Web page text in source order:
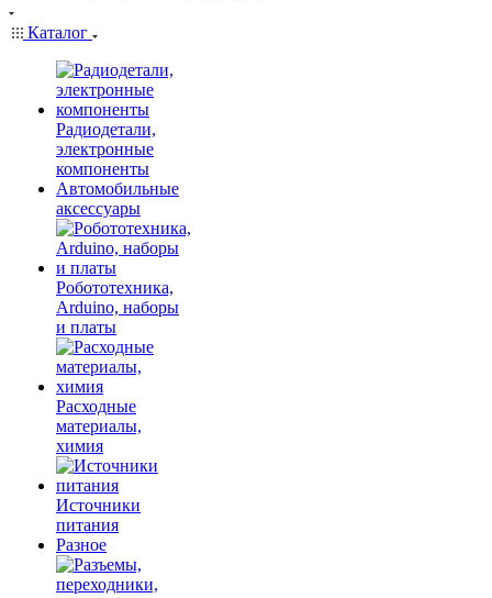
Каталог
Радиодетали,
электронные
компоненты
Автомобильные
аксессуары
Робототехника,
Arduino, наборы
и платы
Расходные
материалы,
химия
Источники
питания
Разное